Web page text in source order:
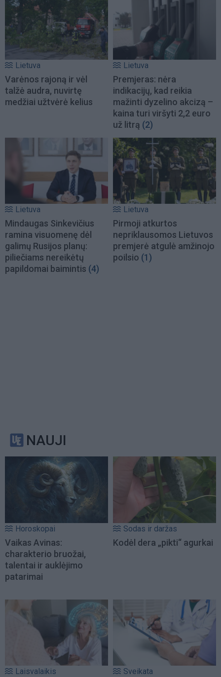
Lietuva
Varėnos rajoną ir vėl
talžė audra, nuvirtę
medžiai užtvėrė kelius
Lietuva
Premjeras: nėra
indikacijų, kad reikia
mažinti dyzelino akcizą –
kaina turi viršyti 2,2 euro
už litrą (2)
Lietuva
Mindaugas Sinkevičius
ramina visuomenę dėl
galimų Rusijos planų:
piliečiams nereikėtų
papildomai baimintis (4)
Lietuva
Pirmoji atkurtos
nepriklausomos Lietuvos
premjerė atgulė amžinojo
poilsio (1)
NAUJI
Horoskopai
Vaikas Avinas:
charakterio bruožai,
talentai ir auklėjimo
patarimai
Sodas ir daržas
Kodėl dera „pikti“ agurkai
Laisvalaikis Sveikata